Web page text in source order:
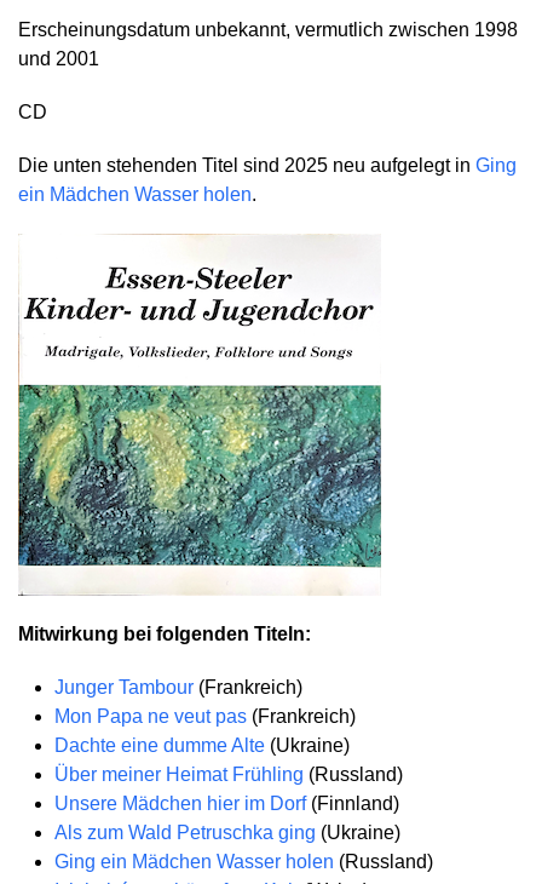
Erscheinungsdatum unbekannt, vermutlich zwischen 1998
und 2001
CD
Die unten stehenden Titel sind 2025 neu aufgelegt in Ging
ein Mädchen Wasser holen.
Mitwirkung bei folgenden Titeln:
Junger Tambour (Frankreich)
Mon Papa ne veut pas (Frankreich)
Dachte eine dumme Alte (Ukraine)
Über meiner Heimat Frühling (Russland)
Unsere Mädchen hier im Dorf(Finnland)
Als zum Wald Petruschka ging (Ukraine)
Ging ein Mädchen Wasser holen (Russland)